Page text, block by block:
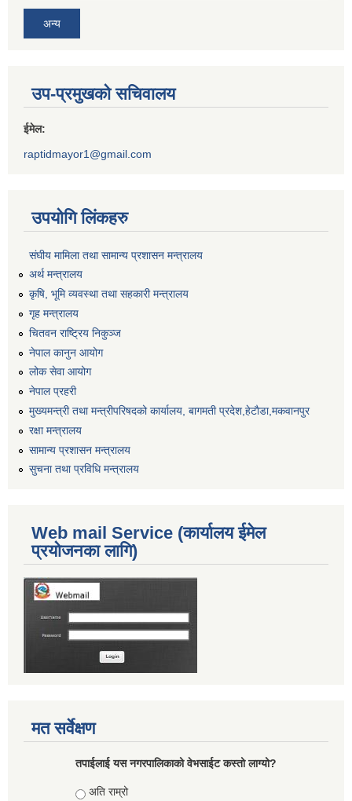
अन्य
उप-प्रमुखको सचिवालय
ईमेल:
raptidmayor1@gmail.com
उपयोगि लिंकहरु
संघीय मामिला तथा सामान्य प्रशासन मन्त्रालय
अर्थ मन्त्रालय
कृषि, भूमि व्यवस्था तथा सहकारी मन्त्रालय
गृह मन्त्रालय
चितवन राष्ट्रिय निकुञ्ज
नेपाल कानुन आयोग
लोक सेवा आयोग
नेपाल प्रहरी
मुख्यमन्त्री तथा मन्त्रीपरिषदको कार्यालय, बागमती प्रदेश,हेटाैडा,मकवानपुर
रक्षा मन्त्रालय
सामान्य प्रशासन मन्त्रालय
सुचना तथा प्रविधि मन्त्रालय
Web mail Service (कार्यालय ईमेल
प्रयोजनका लागि)
मत सर्वेक्षण
तपाईलाई यस नगरपालिकाको वेभसाईट कस्तो लाग्यो?
Choices
अति राम्रो